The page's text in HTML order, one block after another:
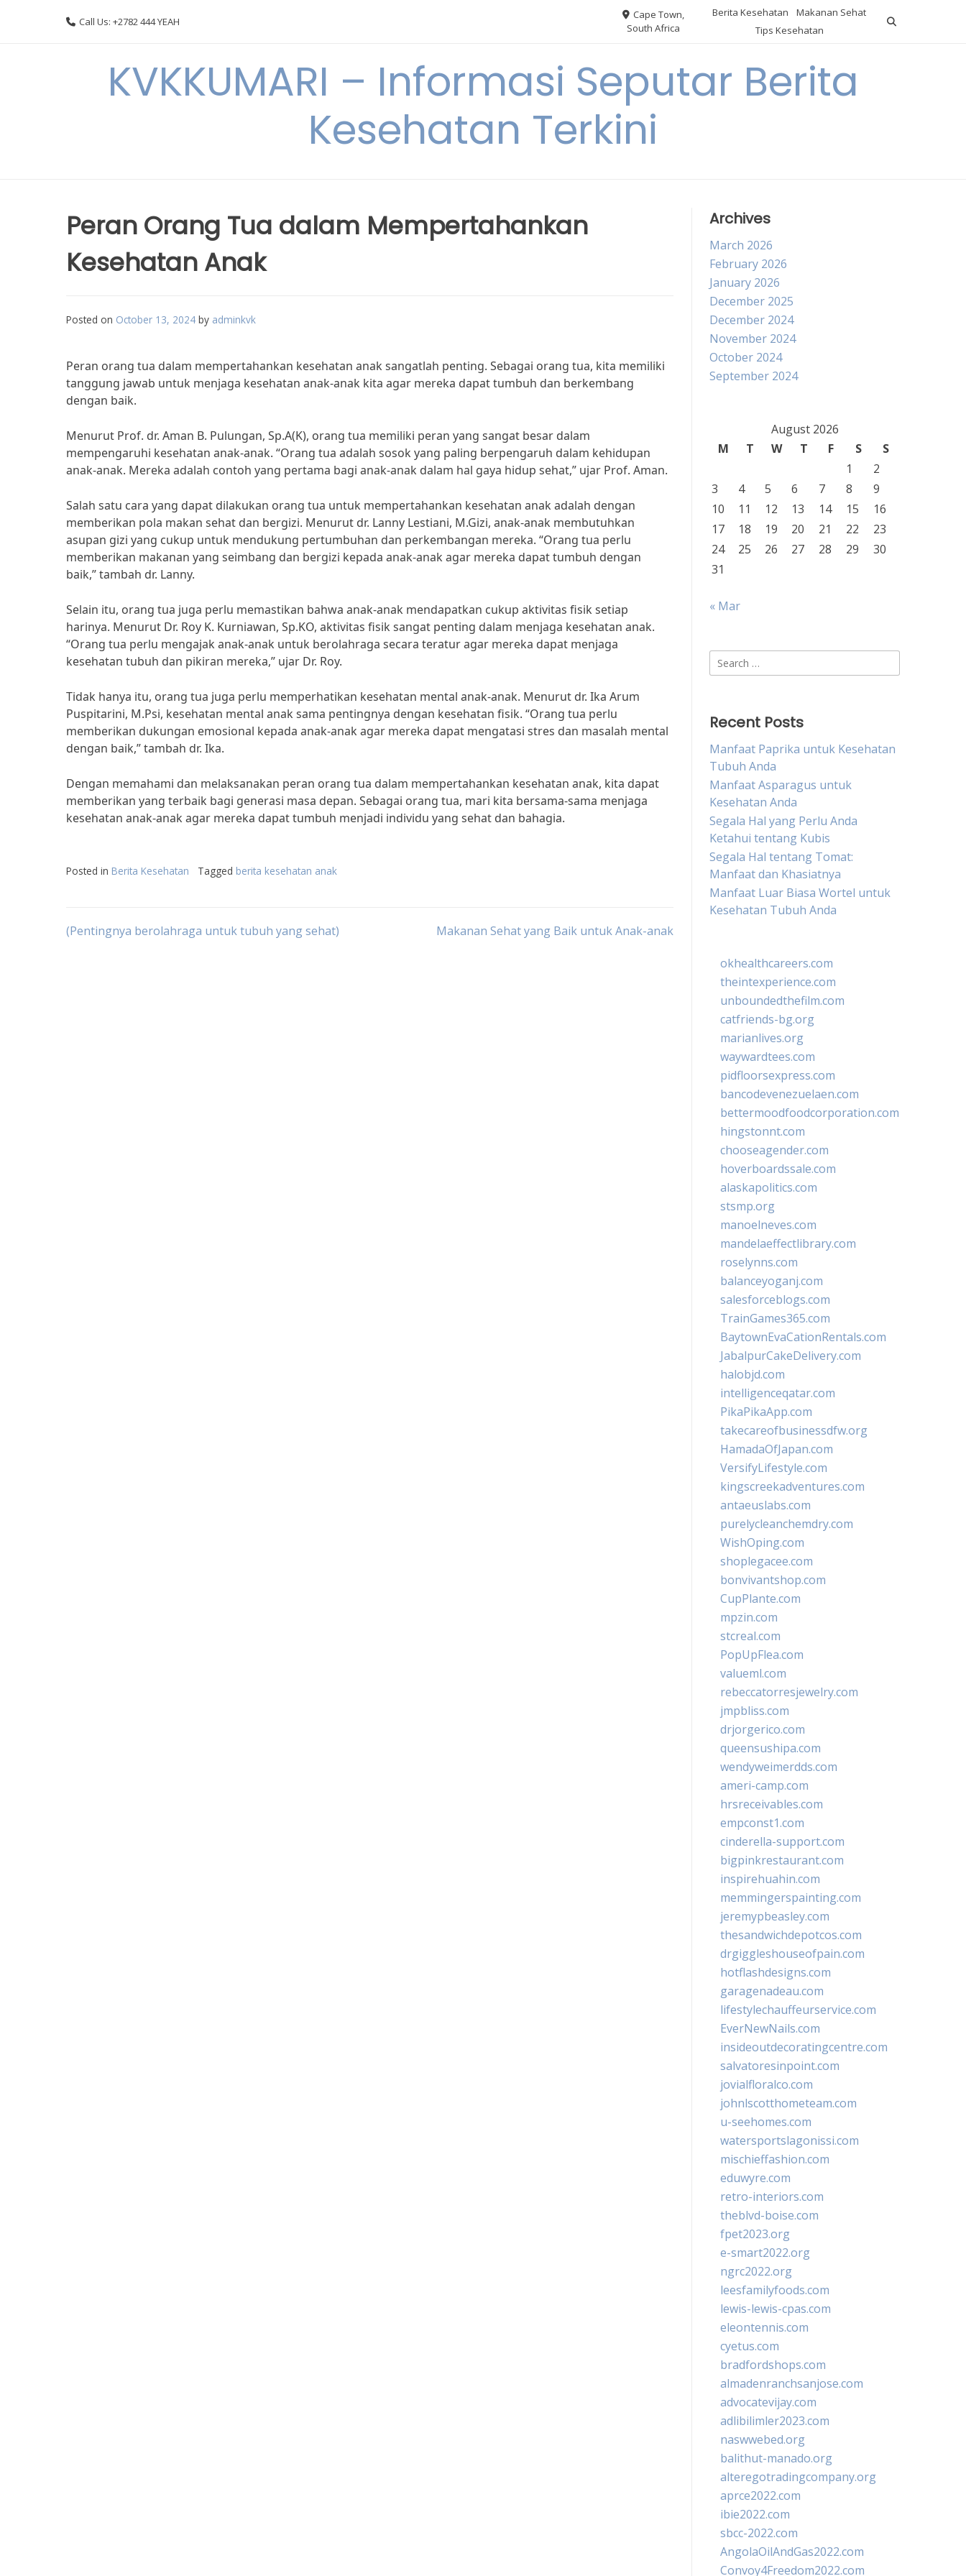
Call Us: +2782 444 YEAH
Cape Town,
South Africa
Berita Kesehatan
Makanan Sehat
Tips Kesehatan
KVKKUMARI – Informasi Seputar Berita
Kesehatan Terkini
Peran Orang Tua dalam Mempertahankan
Kesehatan Anak
Posted on October 13, 2024 by adminkvk
Peran orang tua dalam mempertahankan kesehatan anak sangatlah penting. Sebagai orang tua, kita memiliki
tanggung jawab untuk menjaga kesehatan anak-anak kita agar mereka dapat tumbuh dan berkembang
dengan baik.
Menurut Prof. dr. Aman B. Pulungan, Sp.A(K), orang tua memiliki peran yang sangat besar dalam
mempengaruhi kesehatan anak-anak. “Orang tua adalah sosok yang paling berpengaruh dalam kehidupan
anak-anak. Mereka adalah contoh yang pertama bagi anak-anak dalam hal gaya hidup sehat,” ujar Prof. Aman.
Salah satu cara yang dapat dilakukan orang tua untuk mempertahankan kesehatan anak adalah dengan
memberikan pola makan sehat dan bergizi. Menurut dr. Lanny Lestiani, M.Gizi, anak-anak membutuhkan
asupan gizi yang cukup untuk mendukung pertumbuhan dan perkembangan mereka. “Orang tua perlu
memberikan makanan yang seimbang dan bergizi kepada anak-anak agar mereka dapat tumbuh dengan
baik,” tambah dr. Lanny.
Selain itu, orang tua juga perlu memastikan bahwa anak-anak mendapatkan cukup aktivitas fisik setiap
harinya. Menurut Dr. Roy K. Kurniawan, Sp.KO, aktivitas fisik sangat penting dalam menjaga kesehatan anak.
“Orang tua perlu mengajak anak-anak untuk berolahraga secara teratur agar mereka dapat menjaga
kesehatan tubuh dan pikiran mereka,” ujar Dr. Roy.
Tidak hanya itu, orang tua juga perlu memperhatikan kesehatan mental anak-anak. Menurut dr. Ika Arum
Puspitarini, M.Psi, kesehatan mental anak sama pentingnya dengan kesehatan fisik. “Orang tua perlu
memberikan dukungan emosional kepada anak-anak agar mereka dapat mengatasi stres dan masalah mental
dengan baik,” tambah dr. Ika.
Dengan memahami dan melaksanakan peran orang tua dalam mempertahankan kesehatan anak, kita dapat
memberikan yang terbaik bagi generasi masa depan. Sebagai orang tua, mari kita bersama-sama menjaga
kesehatan anak-anak agar mereka dapat tumbuh menjadi individu yang sehat dan bahagia.
Posted in Berita Kesehatan Tagged berita kesehatan anak
Post
(Pentingnya berolahraga untuk tubuh yang sehat) Makanan Sehat yang Baik untuk Anak-anak
Archives
March 2026
February 2026
January 2026
December 2025
December 2024
November 2024
October 2024
September 2024
August 2026
M
T W T F S
S
1
2
3
4 5 6 7 8
9
10
11 12 13 14 15
16
17
18 19 20 21 22
23
24
25 26 27 28 29
30
31
« Mar
Search
for:
Recent Posts
Manfaat Paprika untuk Kesehatan
Tubuh Anda
Manfaat Asparagus untuk
Kesehatan Anda
Segala Hal yang Perlu Anda
Ketahui tentang Kubis
Segala Hal tentang Tomat:
Manfaat dan Khasiatnya
Manfaat Luar Biasa Wortel untuk
Kesehatan Tubuh Anda
okhealthcareers.com
theintexperience.com
unboundedthefilm.com
catfriends-bg.org
marianlives.org
waywardtees.com
pidfloorsexpress.com
bancodevenezuelaen.com
bettermoodfoodcorporation.com
hingstonnt.com
chooseagender.com
hoverboardssale.com
alaskapolitics.com
stsmp.org
manoelneves.com
mandelaeffectlibrary.com
roselynns.com
balanceyoganj.com
salesforceblogs.com
TrainGames365.com
BaytownEvaCationRentals.com
JabalpurCakeDelivery.com
halobjd.com
intelligenceqatar.com
PikaPikaApp.com
takecareofbusinessdfw.org
HamadaOfJapan.com
VersifyLifestyle.com
kingscreekadventures.com
antaeuslabs.com
purelycleanchemdry.com
WishOping.com
shoplegacee.com
bonvivantshop.com
CupPlante.com
mpzin.com
stcreal.com
PopUpFlea.com
valueml.com
rebeccatorresjewelry.com
jmpbliss.com
drjorgerico.com
queensushipa.com
wendyweimerdds.com
ameri-camp.com
hrsreceivables.com
empconst1.com
cinderella-support.com
bigpinkrestaurant.com
inspirehuahin.com
memmingerspainting.com
jeremypbeasley.com
thesandwichdepotcos.com
drgiggleshouseofpain.com
hotflashdesigns.com
garagenadeau.com
lifestylechauffeurservice.com
EverNewNails.com
insideoutdecoratingcentre.com
salvatoresinpoint.com
jovialfloralco.com
johnlscotthometeam.com
u-seehomes.com
watersportslagonissi.com
mischieffashion.com
eduwyre.com
retro-interiors.com
theblvd-boise.com
fpet2023.org
e-smart2022.org
ngrc2022.org
leesfamilyfoods.com
lewis-lewis-cpas.com
eleontennis.com
cyetus.com
bradfordshops.com
almadenranchsanjose.com
advocatevijay.com
adlibilimler2023.com
naswwebed.org
balithut-manado.org
alteregotradingcompany.org
aprce2022.com
ibie2022.com
sbcc-2022.com
AngolaOilAndGas2022.com
Convoy4Freedom2022.com